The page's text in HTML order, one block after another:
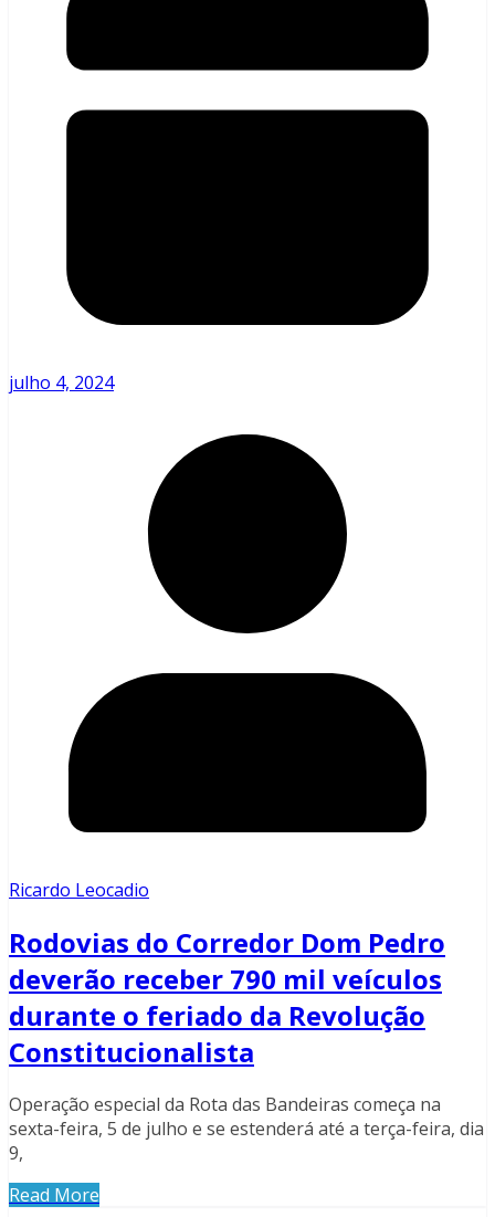
julho 4, 2024
Ricardo Leocadio
Rodovias do Corredor Dom Pedro
deverão receber 790 mil veículos
durante o feriado da Revolução
Constitucionalista
Operação especial da Rota das Bandeiras começa na
sexta-feira, 5 de julho e se estenderá até a terça-feira, dia
9,
Read More